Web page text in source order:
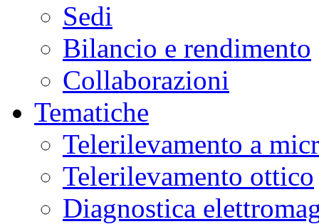
Sedi
Bilancio e rendimento
Collaborazioni
Tematiche
Telerilevamento a
Telerilevamento ottico
Diagnostica